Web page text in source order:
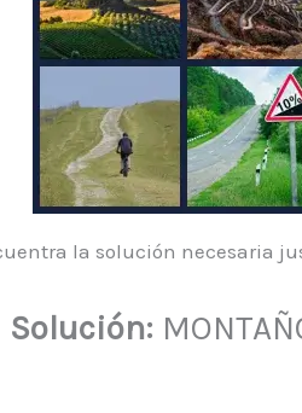
la solución necesaria
Solución: